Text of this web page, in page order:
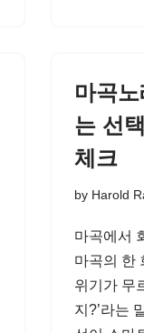
마곡
는 선
체크
by Harold
마곡에서
마곡의 한
위기가 무
지?’라는